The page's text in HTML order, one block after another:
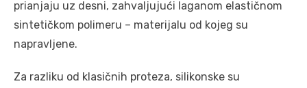
prianjaju uz desni, zahvaljujući laganom elastičnom
sintetičkom polimeru – materijalu od kojeg su
napravljene.
Za razliku od klasičnih proteza, silikonske su